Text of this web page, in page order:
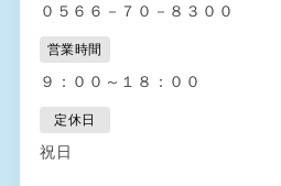
０５６６－７０－８３００
営業時間
９：００～１８：００
定休日
祝日